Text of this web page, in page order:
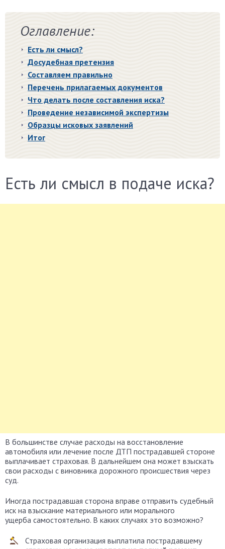
Оглавление:
Есть ли смысл?
Досудебная претензия
Составляем правильно
Перечень прилагаемых документов
Что делать после составления иска?
Проведение независимой экспертизы
Образцы исковых заявлений
Итог
Есть ли смысл в подаче иска?
В большинстве случае расходы на восстановление
автомобиля или лечение после ДТП пострадавшей стороне
выплачивает страховая. В дальнейшем она может взыскать
свои расходы с виновника дорожного происшествия через
суд.
Иногда пострадавшая сторона вправе отправить судебный
иск на взыскание материального или морального
ущерба самостоятельно. В каких случаях это возможно?
Страховая организация выплатила пострадавшему